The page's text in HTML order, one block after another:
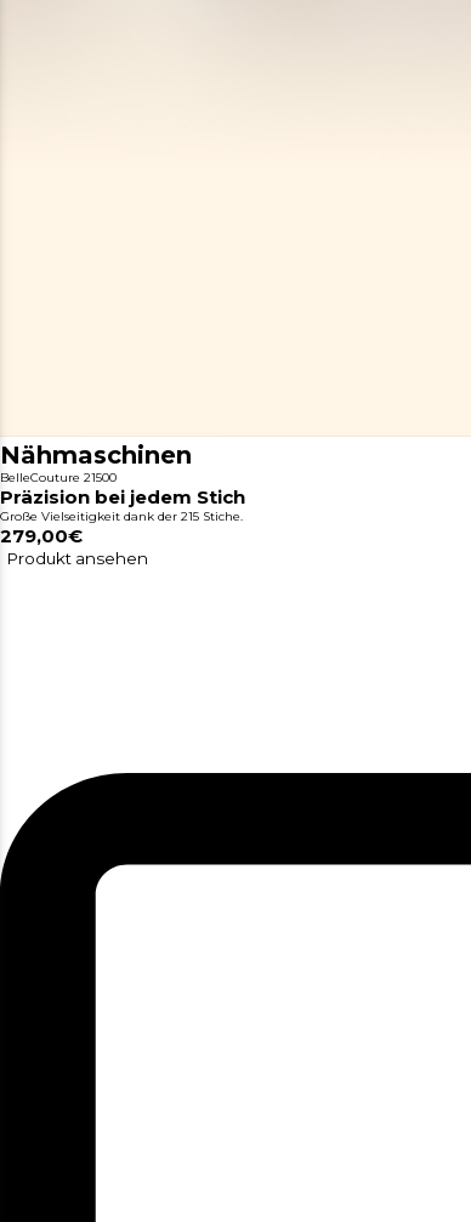
Nähmaschinen
BelleCouture 21500
Präzision bei jedem Stich
Große Vielseitigkeit dank der 215 Stiche.
279,00€
Produkt ansehen